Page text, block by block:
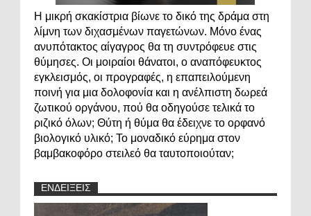
Η μικρή σκακίστρια βίωνε το δικό της δράμα στη
λίμνη των διχασμένων παγετώνων. Μόνο ένας
ανυπότακτος αίγαγρος θα τη συντρόφευε στις
θύμησες. Οι μοιραίοι θάνατοι, ο αναπόφευκτος
εγκλεισμός, οι προγραφές, η επαπειλούμενη
ποινή για μια δολοφονία και η ανέλπιστη δωρεά
ζωτικού οργάνου, πού θα οδηγούσε τελικά το
ριζικό όλων; Θύτη ή θύμα θα έδειχνε το ορφανό
βιολογικό υλικό; Το μοναδικό εύρημα στον
βαμβακοφόρο στειλεό θα ταυτοποιούταν;
ΕΝΔΕΙΞΕΙΣ